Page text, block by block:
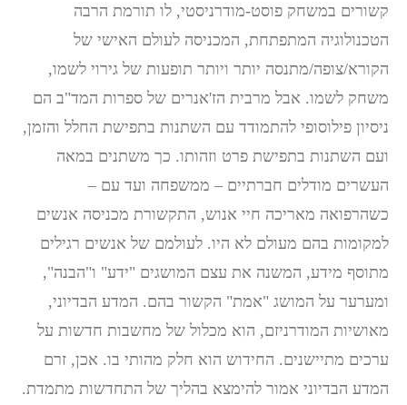
קשורים במשחק פוסט-מודרניסטי, לו תורמת הרבה
הטכנולוגיה המתפתחת, המכניסה לעולם האישי של
הקורא/צופה/מתנסה יותר ויותר תופעות של גירוי לשמו,
משחק לשמו. אבל מרבית הז'אנרים של ספרות המד"ב הם
ניסיון פילוסופי להתמודד עם השתנות בתפישת החלל והזמן,
ועם השתנות בתפישת פרט וזהותו. כך משתנים במאה
העשרים מודלים חברתיים – ממשפחה ועד עם –
כשהרפואה מאריכה חיי אנוש, התקשורת מכניסה אנשים
למקומות בהם מעולם לא היו. לעולמם של אנשים רגילים
מתוסף מידע, המשנה את עצם המושגים "ידע" ו"הבנה",
ומערער על המושג "אמת" הקשור בהם. המדע הבדיוני,
מאושיות המודרניזם, הוא מכלול של מחשבות חדשות על
ערכים מתיישנים. החידוש הוא חלק מהותי בו. אכן, זרם
המדע הבדיוני אמור להימצא בהליך של התחדשות מתמדת.